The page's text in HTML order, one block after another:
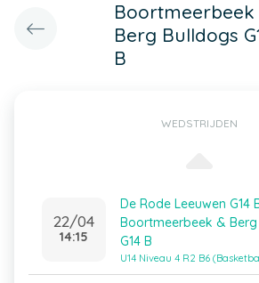
Boortmeerbeek
Berg Bulldogs
B
WEDSTRIJDEN
22/04
14:15
De Rode Leeuwen G14
Boortmeerbeek &
G14 B
U14 Niveau 4 R2 B6